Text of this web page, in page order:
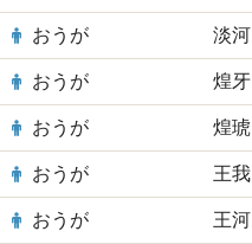
おうが 淡河
おうが 煌牙
おうが 煌琥
おうが 王我
おうが 王河